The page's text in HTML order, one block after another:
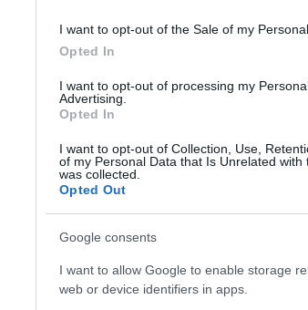
I want to opt-out of the Sale of my Personal
Opted In
I want to opt-out of processing my
Advertising.
Opted In
I want to opt-out of Collection, Use,
of my Personal Data that Is Unrelated
was collected.
Opted Out
Google consents
I want to allow Google to enable storage
web or device identifiers in apps.